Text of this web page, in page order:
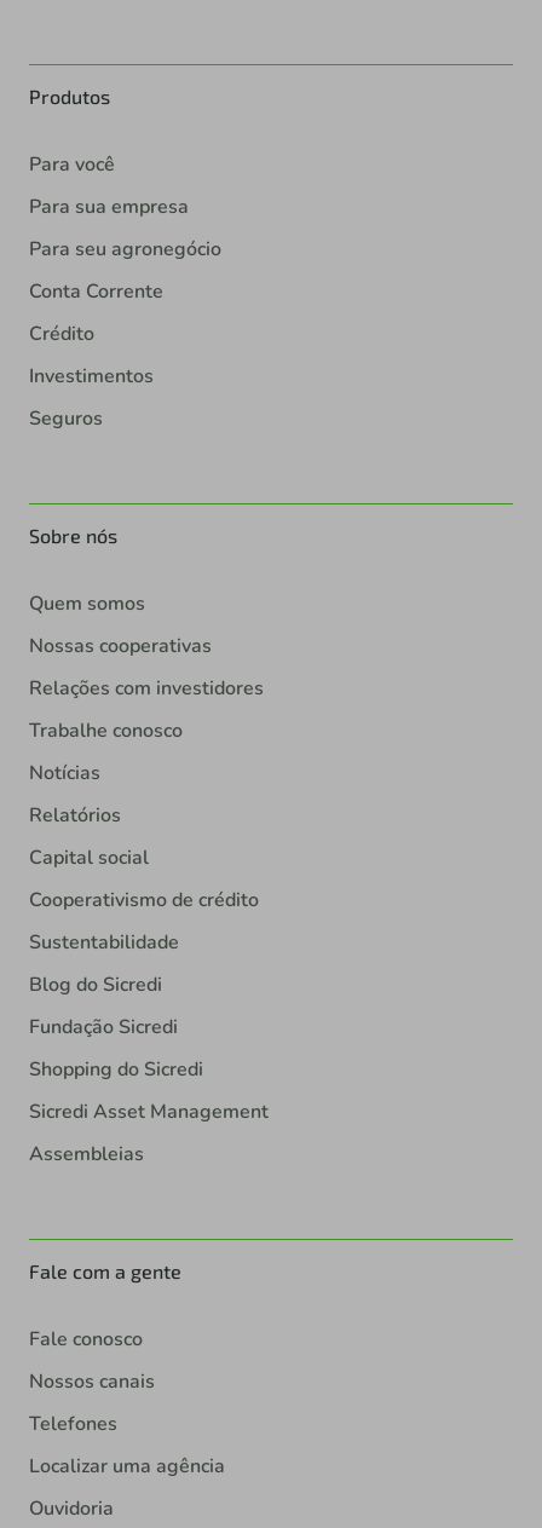
Produtos
Para você
Para sua empresa
Para seu agronegócio
Conta Corrente
Crédito
Investimentos
Seguros
Sobre nós
Quem somos
Nossas cooperativas
Relações com investidores
Trabalhe conosco
Notícias
Relatórios
Capital social
Cooperativismo de crédito
Sustentabilidade
Blog do Sicredi
Fundação Sicredi
Shopping do Sicredi
Sicredi Asset Management
Assembleias
Fale com a gente
Fale conosco
Nossos canais
Telefones
Localizar uma agência
Ouvidoria